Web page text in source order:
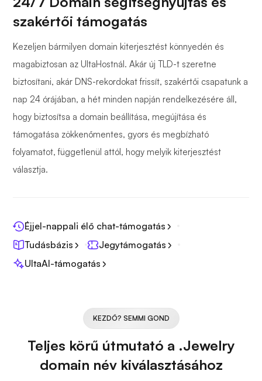
szakértői támogatás
Kezeljen bármilyen domain kiterjesztést könnyedén és
magabiztosan az UltaHostnál. Akár új TLD-t szeretne
biztosítani, akár DNS-rekordokat frissít, szakértői csapatunk a
nap 24 órájában, a hét minden napján rendelkezésére áll,
hogy biztosítsa a domain beállítása, megújítása és
támogatása zökkenőmentes, gyors és megbízható
folyamatot, függetlenül attól, hogy melyik kiterjesztést
választja.
Éjjel-nappali élő chat-támogatás
Tudásbázis
Jegytámogatás
UltaAI-támogatás
KEZDŐ? SEMMI GOND
Teljes körű útmutató a .Jewelry
domain név kiválasztásához